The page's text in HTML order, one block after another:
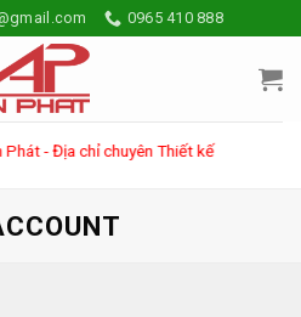
0965 410 888
- Địa chỉ chuyên Thiết kế & Thi công